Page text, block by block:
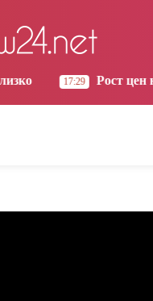
Moscow
12:13
Рост цен на продукты